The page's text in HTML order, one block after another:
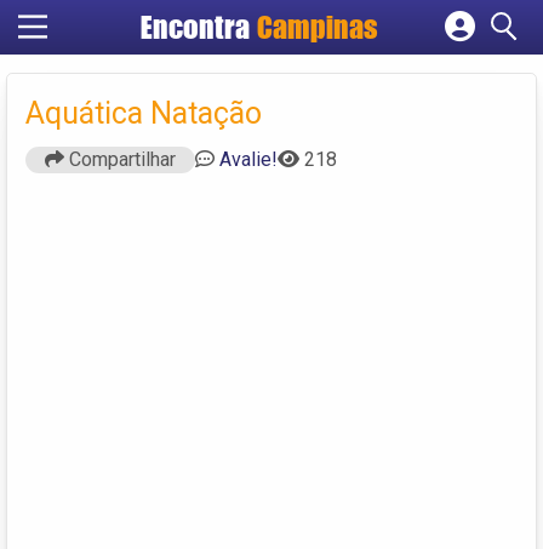
Encontra Campinas
Cadastrar empresa
Criar conta
Aquática Natação
Compartilhar Avalie! 218